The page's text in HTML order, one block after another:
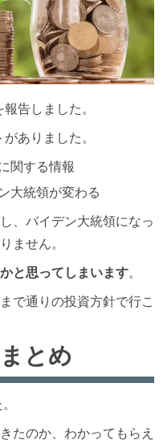
報告しました。
ありました。
関する情報
大統領が変わる
、バイデン大統領になっ
ません。
と思ってしまいます。
で通りの投資方針で行こ
とめ
たのか、わかってもらえ